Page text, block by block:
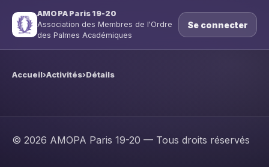
AMOPA Paris 19-20
Association des Membres de l'Ordre
des Palmes Académiques
Se connecter
Accueil›Activités›Détails
© 2026 AMOPA Paris 19-20 — Tous droits réservés